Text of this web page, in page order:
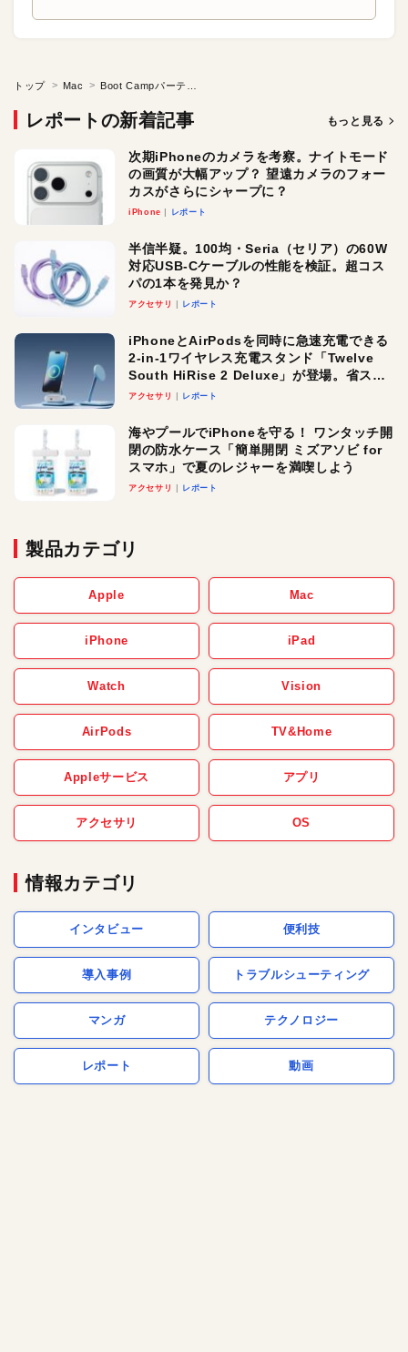
トップ Mac
レポートの新着記事 もっと見る
次期iPhoneのカメラを考察。ナイトモード
の画質が大幅アップ？ 望遠カメラのフォー
カスがさらにシャープに？
iPhone レポート
半信半疑。100均・Seria（セリア）の60W
対応USB-Cケーブルの性能を検証。超コス
パの1本を発見か？
アクセサリ レポート
iPhoneとAirPodsを同時に急速充電できる
2-in-1ワイヤレス充電スタンド「Twelve
South HiRise 2 Deluxe」が登場。省スペ
ースでおしゃれに充電したい人にオスス
アクセサリ レポート
海やプールでiPhoneを守る！ ワンタッチ開
閉の防水ケース「簡単開閉 ミズアソビ for
スマホ」で夏のレジャーを満喫しよう
アクセサリ レポート
製品カテゴリ
Apple Mac
iPhone iPad
Watch Vision
AirPods TV&Home
Appleサービス アプリ
アクセサリ OS
情報カテゴリ
インタビュー 便利技
導入事例 トラブルシューティング
マンガ テクノロジー
レポート 動画